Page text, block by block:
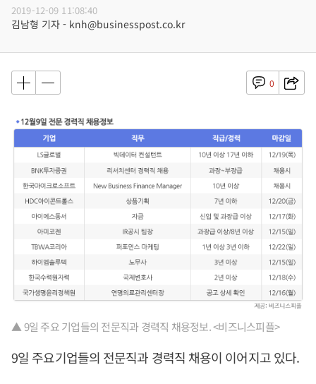
2019-12-09 11:08:40
김남형 기자 - knh@businesspost.co.kr
0
▲ 9일 주요 기업들의 전문직과 경력직 채용정보. <비즈니스피플>
9일 주요기업들의 전문직과 경력직 채용이 이어지고 있다.